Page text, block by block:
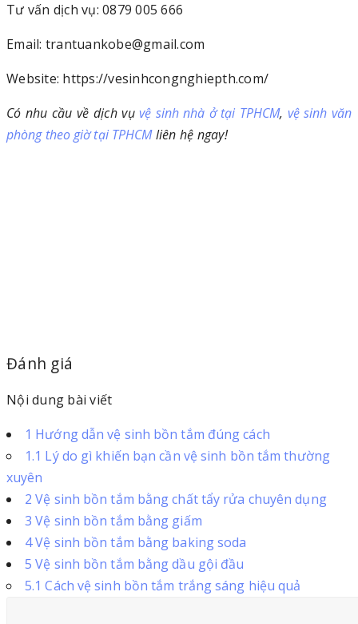
Tư vấn dịch vụ: 0879 005 666
Email: trantuankobe@gmail.com
Website: https://vesinhcongnghiepth.com/
Có nhu cầu về dịch vụvệ sinh nhà ở tại TPHCM, vệ sinh văn
phòng theo giờ tại TPHCMliên hệ ngay!
Đánh giá
Nội dung bài viết
1 Hướng dẫn vệ sinh bồn tắm đúng cách
1.1 Lý do gì khiến bạn cần vệ sinh bồn tắm thường
xuyên
2 Vệ sinh bồn tắm bằng chất tẩy rửa chuyên dụng
3 Vệ sinh bồn tắm bằng giấm
4Vệ sinh bồn tắm bằng baking soda
5 Vệ sinh bồn tắm bằng dầu gội đầu
5.1 Cách vệ sinh bồn tắm trắng sáng hiệu quả